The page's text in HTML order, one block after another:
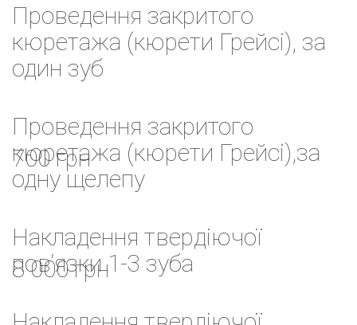
Проведення закритого
кюретажа (кюрети Грейсі), за
один зуб
700 грн
Проведення закритого
кюретажа (кюрети Грейсі),за
одну щелепу
8 000 грн
Накладення твердіючої
пов‘язки 1-3 зуба